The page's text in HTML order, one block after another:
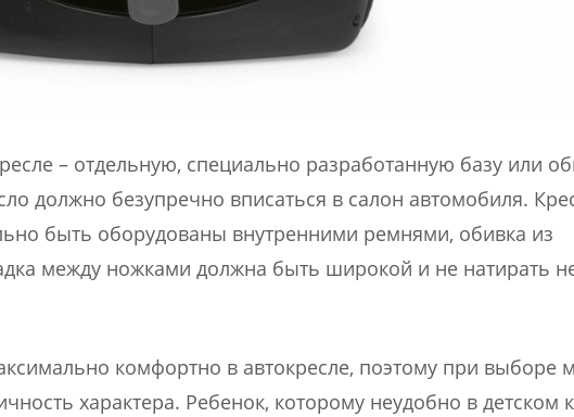
– отдельную, специально разработанную базу или
должно безупречно вписаться в салон автомобиля.
быть оборудованы внутренними ремнями, обивка из
между ножками должна быть широкой и не натирать
комфортно в автокресле, поэтому при выборе
характера. Ребенок, которому неудобно в детском